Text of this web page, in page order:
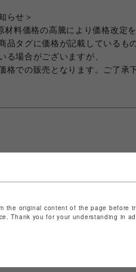
らせ＞
料価格の高騰により価格改定を
品タグに価格が記載しているも
る場合がございますが、
格での販売となります。ご了承
ス
the original content of the page before
Thank you for your understanding in